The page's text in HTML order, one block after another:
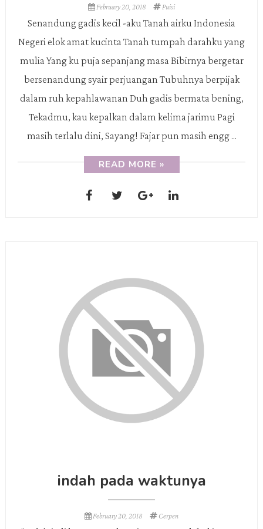
February 20, 2018 Puisi
Senandung gadis kecil -aku Tanah airku Indonesia
Negeri elok amat kucinta Tanah tumpah darahku yang
mulia Yang ku puja sepanjang masa Bibirnya bergetar
bersenandung syair perjuangan Tubuhnya berpijak
dalam ruh kepahlawanan Duh gadis bermata bening,
Tekadmu, kau kepalkan dalam kelima jarimu Pagi
masih terlalu dini, Sayang! Fajar pun masih engg ...
READ MORE »
indah pada waktunya
February 20, 2018 Cerpen